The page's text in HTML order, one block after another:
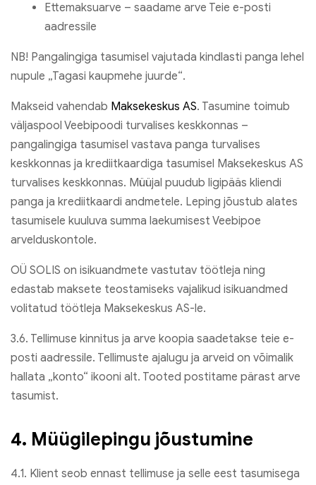
Ettemaksuarve – saadame arve Teie e-posti
aadressile
NB! Pangalingiga tasumisel vajutada kindlasti panga lehel
nupule „Tagasi kaupmehe juurde“.
Makseid vahendab Maksekeskus AS. Tasumine toimub
väljaspool Veebipoodi turvalises keskkonnas –
pangalingiga tasumisel vastava panga turvalises
keskkonnas ja krediitkaardiga tasumisel Maksekeskus AS
turvalises keskkonnas. Müüjal puudub ligipääs kliendi
panga ja krediitkaardi andmetele. Leping jõustub alates
tasumisele kuuluva summa laekumisest Veebipoe
arvelduskontole.
OÜ SOLIS on isikuandmete vastutav töötleja ning
edastab maksete teostamiseks vajalikud isikuandmed
volitatud töötleja Maksekeskus AS-le.
3.6. Tellimuse kinnitus ja arve koopia saadetakse teie e-
posti aadressile. Tellimuste ajalugu ja arveid on võimalik
hallata „konto“ ikooni alt. Tooted postitame pärast arve
tasumist.
4. Müügilepingu jõustumine
4.1. Klient seob ennast tellimuse ja selle eest tasumisega